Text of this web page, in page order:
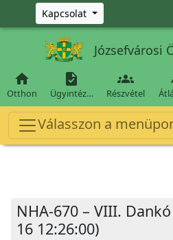
Ugrás a fő tartalomra
Kapcsolat
Józsefvárosi

Otthon

Ügyintéz…

Részvétel
Válasszon a
NHA-670 – VIII.
16 12:26:00)